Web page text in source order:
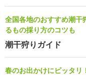
全国各地のおすすめ潮干
るもの採り方のコツも
潮干狩りガイド
春のお出かけにピッタリ